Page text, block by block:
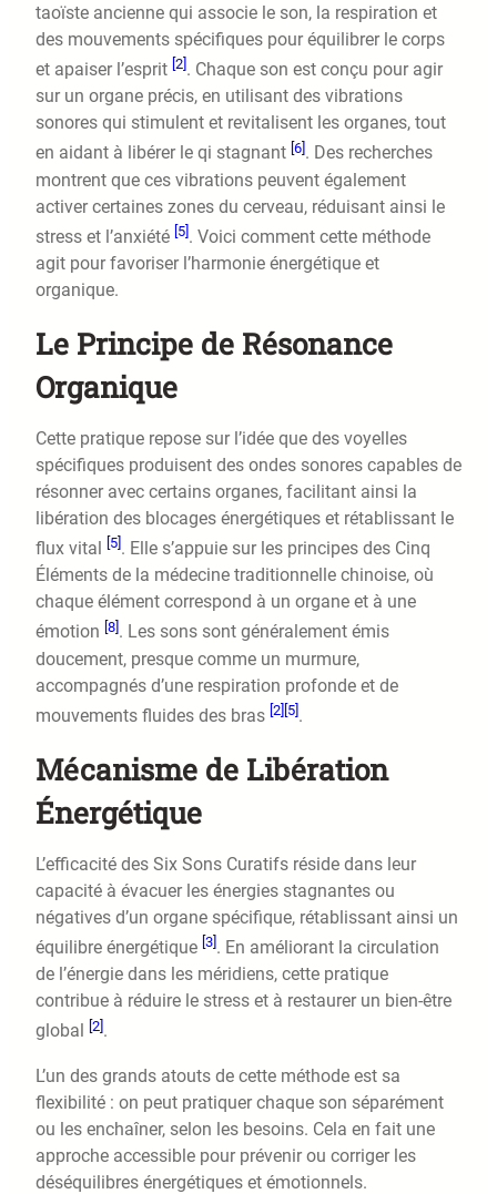
taoïste ancienne qui associe le son, la respiration et
des mouvements spécifiques pour équilibrer le corps
et apaiser l’esprit [2] . Chaque son est conçu pour agir
sur un organe précis, en utilisant des vibrations
sonores qui stimulent et revitalisent les organes, tout
en aidant à libérer le qi stagnant [6]. Des recherches
montrent que ces vibrations peuvent également
activer certaines zones du cerveau, réduisant ainsi le
stress et l’anxiété [5]. Voici comment cette méthode
agit pour favoriser l’harmonie énergétique et
organique.
Le Principe de Résonance
Organique
Cette pratique repose sur l’idée que des voyelles
spécifiques produisent des ondes sonores capables de
résonner avec certains organes, facilitant ainsi la
libération des blocages énergétiques et rétablissant le
flux vital
[5] . Elle s’appuie sur les principes des Cinq
Éléments de la médecine traditionnelle chinoise, où
chaque élément correspond à un organe et à une
émotion [8]. Les sons sont généralement émis
doucement, presque comme un murmure,
accompagnés d’une respiration profonde et de
mouvements fluides des bras [2] [5].
Mécanisme de Libération
Énergétique
L’efficacité des Six Sons Curatifs réside dans leur
capacité à évacuer les énergies stagnantes ou
négatives d’un organe spécifique, rétablissant ainsi un
équilibre énergétique [3] . En améliorant la circulation
de l’énergie dans les méridiens, cette pratique
contribue à réduire le stress et à restaurer un bien-être
global
[2].
L’un des grands atouts de cette méthode est sa
flexibilité : on peut pratiquer chaque son séparément
ou les enchaîner, selon les besoins. Cela en fait une
approche accessible pour prévenir ou corriger les
déséquilibres énergétiques et émotionnels.